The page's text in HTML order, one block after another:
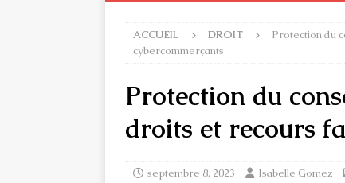
ACCUEIL DROIT
Protection du
cybercommerçants
Protection du
droits et recours
septembre 8, 2023 Isabelle Gomez